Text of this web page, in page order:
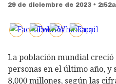
29 de diciembre de 2023 •
La población mundial creció
personas en el último año, y
8,000 millones, según las